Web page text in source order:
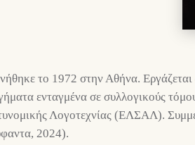
το 1972 στην Αθήνα. Εργάζεται
ενταγμένα σε συλλογικούς
Λογοτεχνίας (ΕΛΣΑΛ).
2024).